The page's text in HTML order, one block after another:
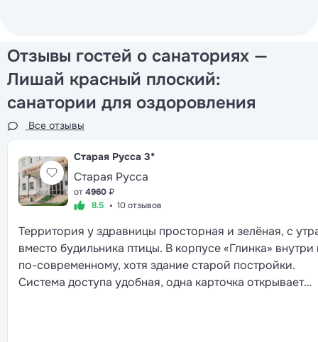
Отзывы гостей о санаториях —
Лишай красный плоский:
санатории для оздоровления
Все отзывы
Старая Русса 3*
Старая Русса
от4960₽
8.5
10 отзывов
Территория у здравницы просторная и зелёная, с
вместо будильника птицы. В корпусе «Глинка» внутри
по-современному, хотя здание старой постройки.
Система доступа удобная, одна карточка открывает